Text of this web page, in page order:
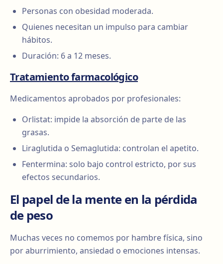
Personas con obesidad moderada.
Quienes necesitan un impulso para cambiar
hábitos.
Duración: 6 a 12 meses.
Tratamiento farmacológico
Medicamentos aprobados por profesionales:
Orlistat: impide la absorción de parte de las
grasas.
Liraglutida o Semaglutida: controlan el apetito.
Fentermina: solo bajo control estricto, por sus
efectos secundarios.
El papel de la mente en la pérdida
de peso
Muchas veces no comemos por hambre física, sino
por aburrimiento, ansiedad o emociones intensas.